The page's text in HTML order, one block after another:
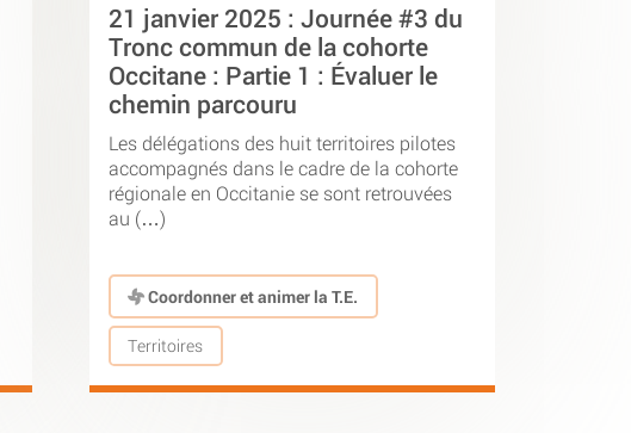
21 janvier 2025 : Journée #3 du
Tronc commun de la cohorte
Occitane : Partie 1 : Évaluer le
chemin parcouru
Les délégations des huit territoires pilotes
accompagnés dans le cadre de la cohorte
régionale en Occitanie se sont retrouvées
au (…)
Coordonner et animer la T.E.
Territoires